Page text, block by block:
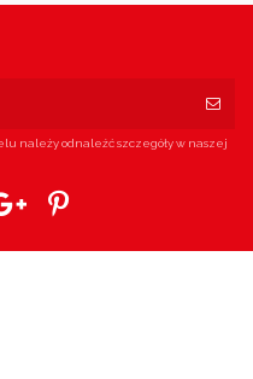
należy odnaleźć szczegóły w naszej